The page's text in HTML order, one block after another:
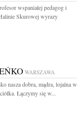
wspaniałej pedagog i
Skurowej wyrazy
WARSZAWA
nasza dobra, mądra, lojalna w
Łączymy się w...